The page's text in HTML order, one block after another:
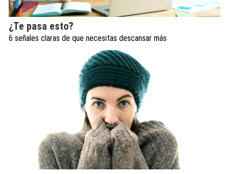
¿Te pasa esto?
6 señales claras de que necesitas descansar más